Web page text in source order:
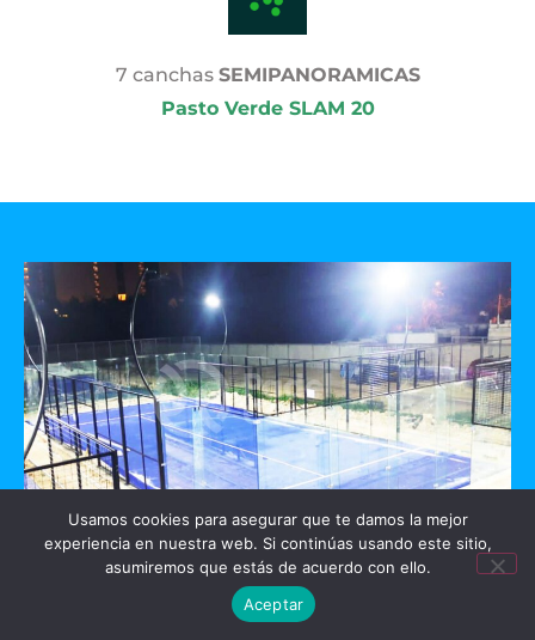
7 canchas SEMIPANORAMICAS
Pasto Verde SLAM 20
GO PADEL
Usamos cookies para asegurar que te damos la mejor
experiencia en nuestra web. Si continúas usando este sitio,
asumiremos que estás de acuerdo con ello.
Aceptar